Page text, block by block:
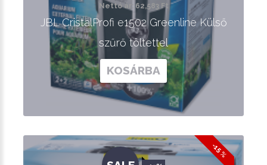
Nettó ár: 62,583 Ft
JBL CristalProfi e1502 Greenline Külső
szűrő töltettel
KOSÁRBA
-15 %